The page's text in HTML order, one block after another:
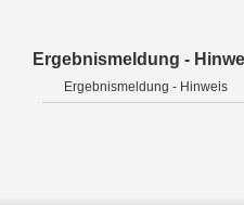
Ergebnismeldung -
Ergebnismeldung - Hinweis